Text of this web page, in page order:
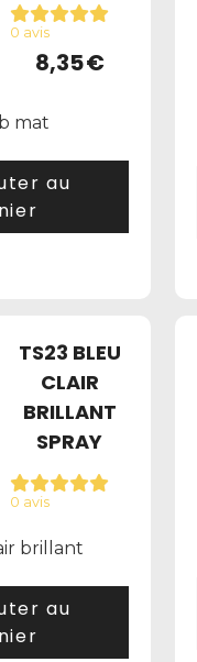
0 avis
8,35€
mat
au
TS23 BLEU
CLAIR
BRILLANT
SPRAY
0 avis
brillant
au